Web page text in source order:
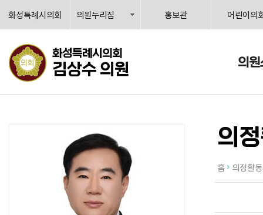
화성특례시의회
김상수 의원
화성특례시의회 의원누리집 홍보관 어린이의
의
홈 의정활
의